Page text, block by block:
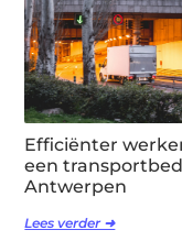
Efficiënter
een
Antwerpen
Lees verder ➜